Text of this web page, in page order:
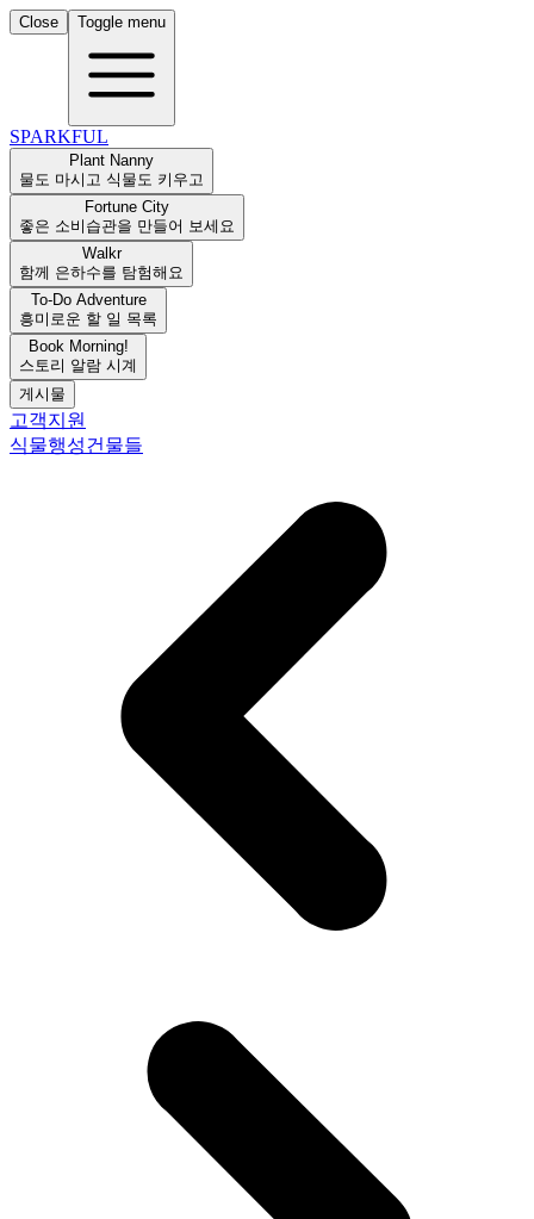
Close Toggle menu
SPARKFUL
Plant Nanny
물도 마시고 식물도 키우고
Fortune City
좋은 소비습관을 만들어 보세요
Walkr
함께 은하수를 탐험해요
To-Do Adventure
흥미로운 할 일 목록
Book Morning!
스토리 알람 시계
게시물
고객지원
식물행성건물들